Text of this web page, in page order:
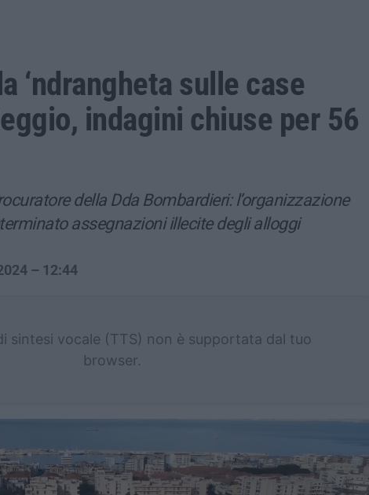
‘ndrangheta sulle case
indagini chiuse per 56
della Dda Bombardieri: l’organizzazione
assegnazioni illecite degli alloggi
– 12:44
sintesi vocale (TTS) non è supportata dal tuo
browser.